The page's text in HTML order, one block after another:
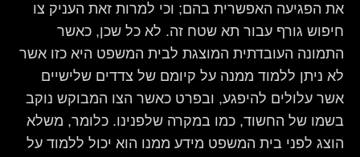
את הפגיעה האפשרית בהם; וכי למרות זאת העניק צו
חיפוש גורף עבור תא שטח זה. לא כל שכן, כאשר
התמונה העובדתית המוצגת לבית המשפט היא כזו אשר
לא ניתן ללמוד ממנה על קיומם של צדדים שלישיים
אשר עלולים להיפגע, ובפרט כאשר הצו המבוקש נוקב
בשמו של החשוד, כמו במקרה שלפנינו. כלומר, משלא
הוצג לפני בית המשפט מידע ממנו הוא יכול ללמוד על